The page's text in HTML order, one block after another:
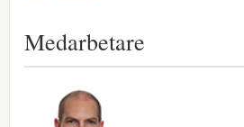
Medarbetare